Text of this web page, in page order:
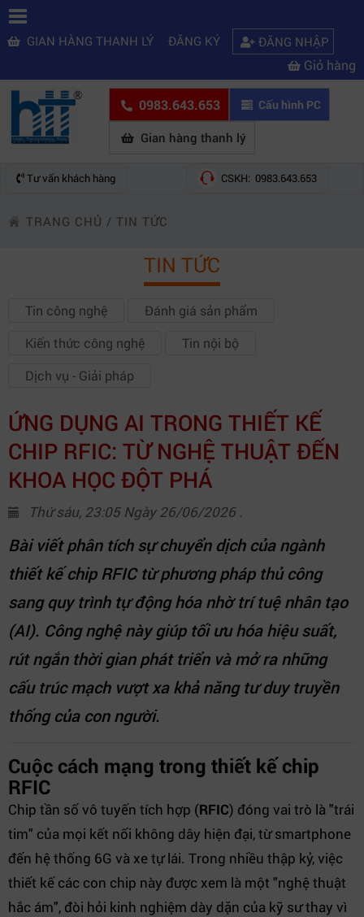
GIAN HÀNG THANH LÝ ĐĂNG KÝ ĐĂNG NHẬP
Giỏ hàng
0983.643.653 Cấu hình PC
Gian hàng thanh lý
Tư vấn khách hàng CSKH: 0983.643.653
TRANG CHỦ / TIN TỨC
TIN TỨC
Tin công nghệ
Đánh giá sản phẩm
Kiến thức công nghệ
Tin nội bộ
Dịch vụ - Giải pháp
ỨNG DỤNG AI TRONG THIẾT KẾ
CHIP RFIC: TỪ NGHỆ THUẬT ĐẾN
KHOA HỌC ĐỘT PHÁ
Thứ sáu, 23:05 Ngày 26/06/2026 .
Bài viết phân tích sự chuyển dịch của ngành
thiết kế chip RFIC từ phương pháp thủ công
sang quy trình tự động hóa nhờ trí tuệ nhân tạo
(AI). Công nghệ này giúp tối ưu hóa hiệu suất,
rút ngắn thời gian phát triển và mở ra những
cấu trúc mạch vượt xa khả năng tư duy truyền
thống của con người.
Cuộc cách mạng trong thiết kế chip
RFIC
Chip tần số vô tuyến tích hợp (RFIC) đóng vai trò là "trái
tim" của mọi kết nối không dây hiện đại, từ smartphone
đến hệ thống 6G và xe tự lái. Trong nhiều thập kỷ, việc
thiết kế các con chip này được xem là một "nghệ thuật
hắc ám", đòi hỏi kinh nghiệm dày dặn của kỹ sư thay vì